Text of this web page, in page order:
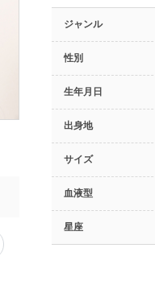
ジャンル
性別
生年月日
出身地
サイズ
血液型
星座